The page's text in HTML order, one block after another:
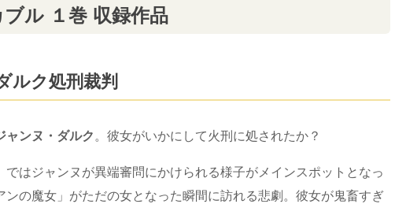
ル １巻 収録作品
ルク処刑裁判
ャンヌ・ダルク 。彼女がいかにして火刑に処されたか？
ではジャンヌが異端審問にかけられる様子がメインスポットとなっ
ンの魔女」がただの女となった瞬間に訪れる悲劇。彼女が鬼畜すぎ